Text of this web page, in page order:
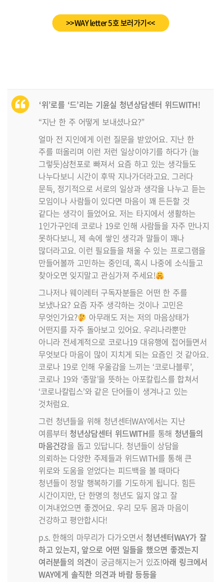
>>WAY letter 5호 보러가기<<
‘위’로를 ‘드’리는 기윤실 청년상담센터 위드WITH!
“지난 한 주 어떻게 보내셨나요?”
얼마 전 지인에게 이런 질문을 받았어요. 지난 한
주를 떠올리며 이런 저런 일상이야기를 하다가 (늘
그렇듯)삼천포로 빠져서 요즘 하고 있는 생각들도
나누다보니 시간이 후딱 지나가더라고요. 그러다
문득, 정기적으로 서로의 일상과 생각을 나누고 듣는
모임이나 사람들이 있다면 마음이 꽤 든든할 것
같다는 생각이 들었어요. 저는 타지에서 생활하는
1인가구인데 코로나 19로 인해 사람들을 자주 만나지
못하다보니, 제 속에 쌓인 생각과 말들이 꽤나
많더라고요. 이런 필요들을 채울 수 있는 프로그램을
만들어볼까 고민하는 중인데, 혹시 나중에 소식들고
찾아오면 잊지말고 관심가져 주세요!
그나저나 웨이레터 구독자분들은 어떤 한 주를
보냈나요? 요즘 자주 생각하는 것이나 고민은
무엇인가요?
아무래도 저는 저의 마음상태가
어떤지를 자주 돌아보고 있어요. 우리나라뿐만
아니라 전세계적으로 코로나19 대유행에 접어들면서
무엇보다 마음이 많이 지치게 되는 요즘인 것 같아요.
코로나 19로 인해 우울감을 느끼는 ‘코로나블루’,
코로나 19와 ‘종말’을 뜻하는 아포칼립스를 합쳐서
‘코로나칼립스’와 같은 단어들이 생겨나고 있는
것처럼요.
그런 청년들을 위해 청년센터WAY에서는 지난
여름부터 청년상담센터 위드WITH를 통해 청년들의
마음건강을 돕고 있답니다. 청년들이 상담을
의뢰하는 다양한 주제들과 위드WITH를 통해 큰
위로와 도움을 얻었다는 피드백을 볼 때마다
청년들이 정말 행복하기를 기도하게 됩니다. 힘든
시간이지만, 단 한명의 청년도 잃지 않고 잘
이겨내었으면 좋겠어요. 우리 모두 몸과 마음이
건강하고 평안합시다!
p.s. 한해의 마무리가 다가오면서 청년센터WAY가 잘
하고 있는지, 앞으로 어떤 일들을 했으면 좋겠는지
여러분들의 의견이 궁금해지는거 있죠!아래 링크에서
WAY에게 솔직한 의견과 바람 등등을